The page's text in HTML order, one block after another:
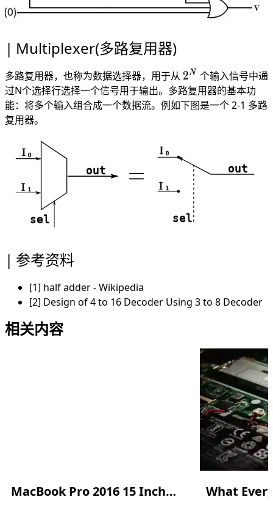
Multiplexer(多路复用器)
多路复用器，也称为数据选择器，用于从 2^N
2N 个输入信号中通
过N个选择行选择一个信号用于输出。多路复用器的基本功
能：将多个输入组合成一个数据流。例如下图是一个 2-1 多路
复用器。
参考资料
[1] half adder - Wikipedia
[2] Design of 4 to 16 Decoder Using 3 to 8 Decoder
相关内容
MacBook Pro 2016 15 Inch安装 Ubuntu 系统